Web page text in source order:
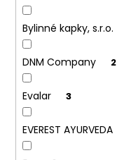
Bylinné kapky, s.r.o.
DNM Company 2
Evalar 3
EVEREST AYURVEDA
o
p
o
u
u
m